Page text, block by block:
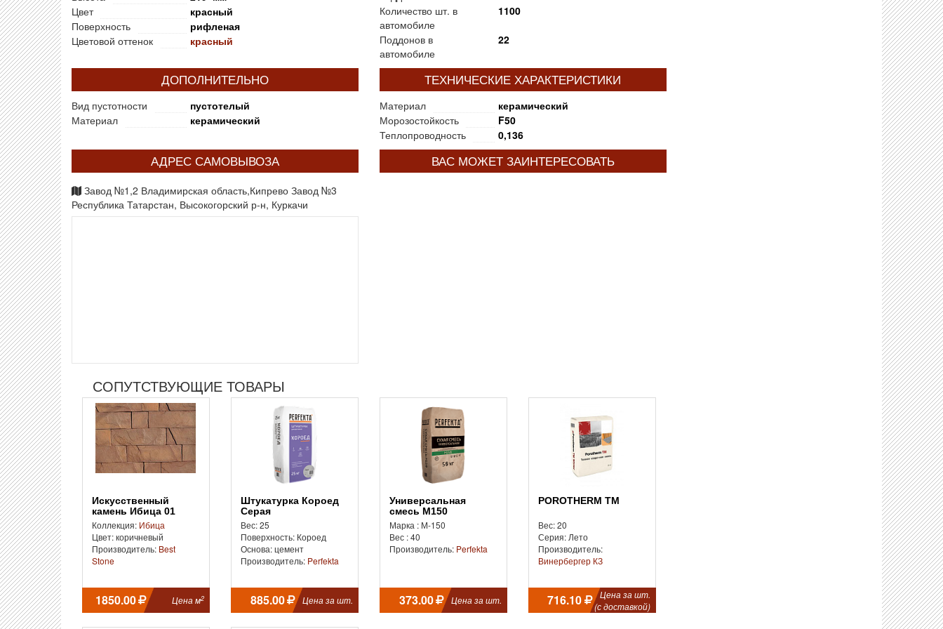
Цвет
красный
Поверхность
рифленая
Цветовой оттенок
красный
Количество шт. в
автомобиле
1100
Поддонов в
автомобиле
22
ДОПОЛНИТЕЛЬНО
Вид пустотности
пустотелый
Материал
керамический
ТЕХНИЧЕСКИЕ ХАРАКТЕРИСТИКИ
Материал
керамический
Морозостойкость
F50
Теплопроводность
0,136
АДРЕС САМОВЫВОЗА
Завод №1,2 Владимирская область,Кипрево Завод №3
Республика Татарстан, Высокогорский р-н, Куркачи
ВАС МОЖЕТ ЗАИНТЕРЕСОВАТЬ
СОПУТСТВУЮЩИЕ ТОВАРЫ
Искусственный
камень Ибица 01
Коллекция: Ибица
Цвет: коричневый
Производитель: Best
Stone
1850.00 Цена м2
Штукатурка Короед
Серая
Вес: 25
Поверхность: Короед
Основа: цемент
Производитель: Perfekta
885.00 Цена за шт.
Универсальная
смесь М150
Марка : М-150
Вес : 40
Производитель: Perfekta
373.00 Цена за шт.
POROTHERM TM
Вес: 20
Серия: Лето
Производитель:
Винербергер КЗ
716.10
Цена за шт.
(с доставкой)